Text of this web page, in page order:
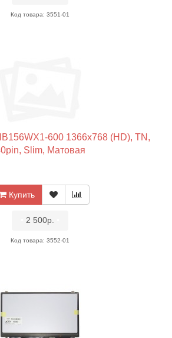
Код товара: 3551-01
600 1366x768 (HD), TN,
Slim, Матовая
Купить
2 500р.
Код товара: 3552-01